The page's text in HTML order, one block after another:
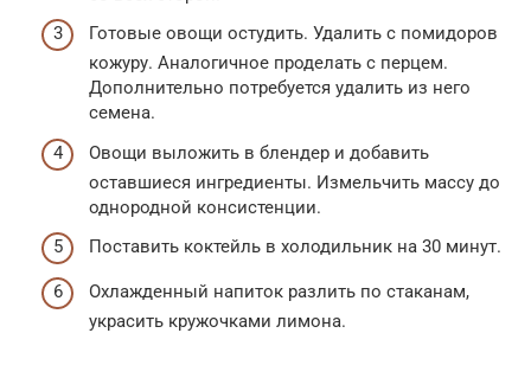
Готовые овощи остудить. Удалить с помидоров
кожуру. Аналогичное проделать с перцем.
Дополнительно потребуется удалить из него
семена.
Овощи выложить в блендер и добавить
оставшиеся ингредиенты. Измельчить массу до
однородной консистенции.
Поставить коктейль в холодильник на 30 минут.
Охлажденный напиток разлить по стаканам,
украсить кружочками лимона.